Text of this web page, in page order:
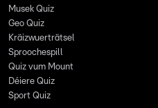
Musek Quiz
Geo Quiz
Kräizwuerträtsel
Sproochespill
Quiz vum Mount
Déiere Quiz
Sport Quiz